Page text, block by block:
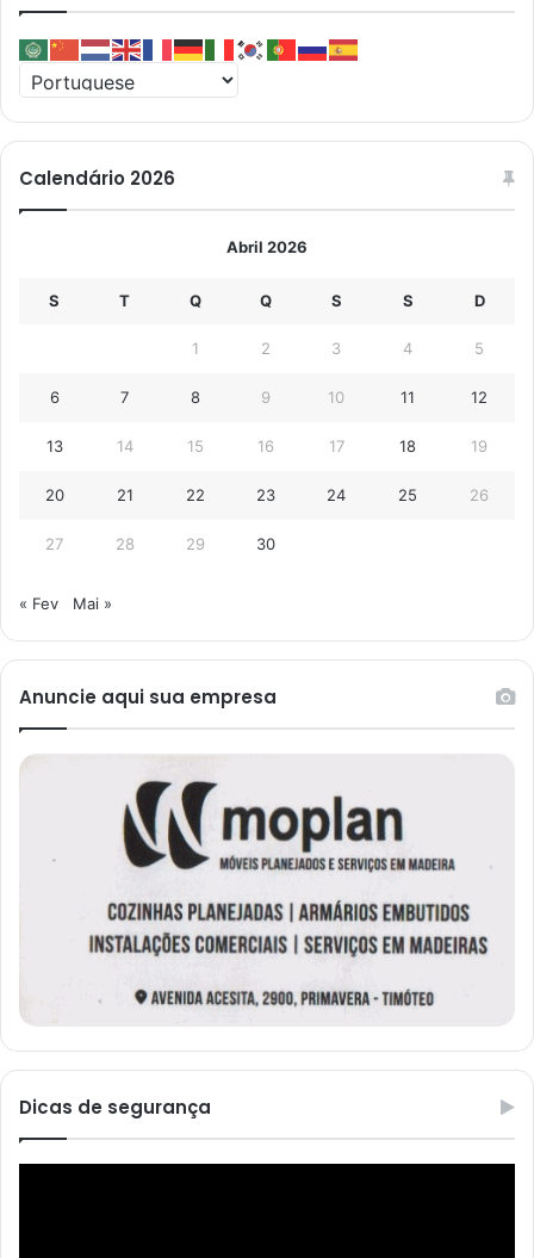
Calendário 2026
Abril 2026
S T Q Q S S D
1 2 3 4 5
6 7 8 9 10 11 12
13 14 15 16 17 18 19
20 21 22 23 24 25 26
27 28 29 30
« Fev Mai »
Anuncie aqui sua empresa
Dicas de segurança